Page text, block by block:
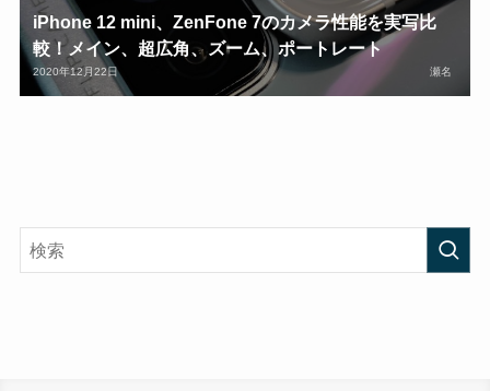
iPhone 12 mini、ZenFone 7のカメラ性能を実写比
較！メイン、超広角、ズーム、ポートレート
2020年12月22日 瀬名